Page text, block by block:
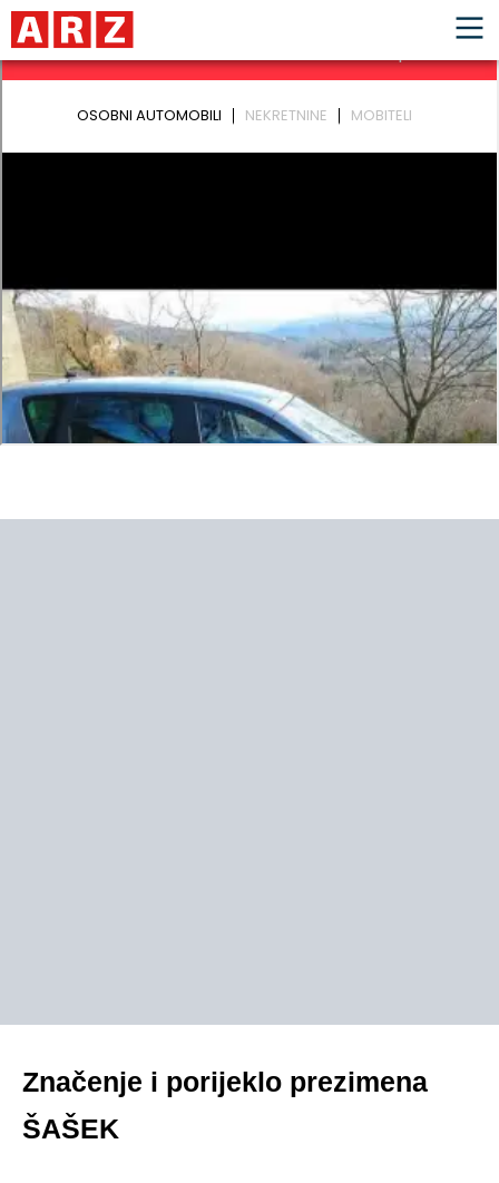
Značenje i porijeklo prezimena
ŠAŠEK